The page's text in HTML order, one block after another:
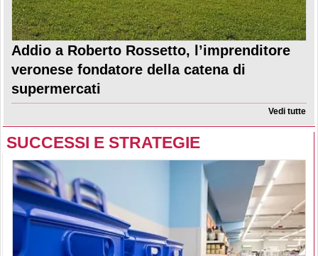
Addio a Roberto Rossetto, l’imprenditore
veronese fondatore della catena di
supermercati
Vedi tutte
SUCCESSI E STRATEGIE